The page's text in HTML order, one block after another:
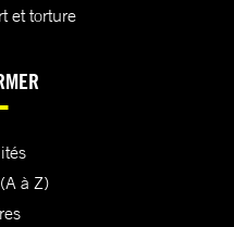
et torture
à Z)